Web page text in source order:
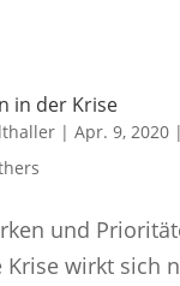
in der Krise
| Apr. 9, 2020|
und
Krise wirkt sich